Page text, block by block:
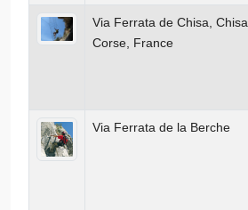
Via Ferrata de Chisa, Chisa,
Corse, France
Via Ferrata de la Berche